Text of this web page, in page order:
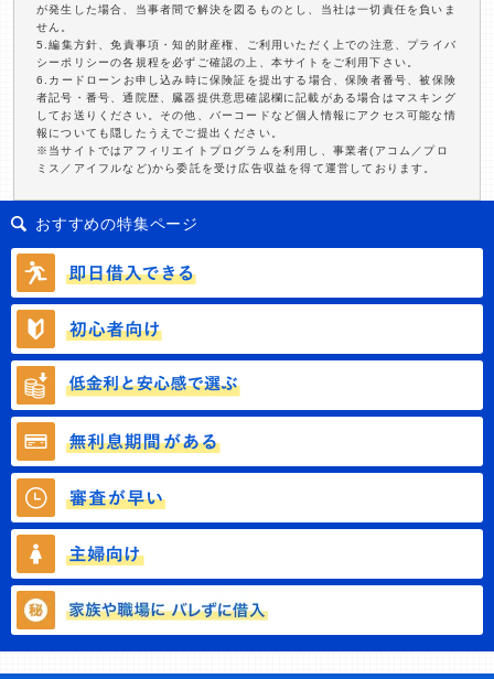
が発生した場合、当事者間で解決を図るものとし、当社は一切責任を負いま
せん。
5.編集方針、免責事項・知的財産権、ご利用いただく上での注意、プライバ
シーポリシーの各規程を必ずご確認の上、本サイトをご利用下さい。
6.カードローンお申し込み時に保険証を提出する場合、保険者番号、被保険
者記号・番号、通院歴、臓器提供意思確認欄に記載がある場合はマスキング
してお送りください。その他、バーコードなど個人情報にアクセス可能な情
報についても隠したうえでご提出ください。
※当サイトではアフィリエイトプログラムを利用し、事業者(アコム／プロ
ミス／アイフルなど)から委託を受け広告収益を得て運営しております。
おすすめの特集ページ